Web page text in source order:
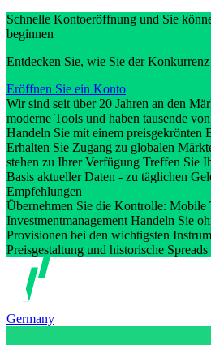
Schnelle Kontoeröffnung und Sie
beginnen
Entdecken Sie, wie Sie der
Eröffnen Sie ein Konto
Wir sind seit über 20 Jahren an den
moderne Tools und haben tausende
Handeln Sie mit einem preisgekrönten
Erhalten Sie Zugang zu globalen
stehen zu Ihrer Verfügung Treffen Sie
Basis aktueller Daten - zu täglichen
Empfehlungen
Übernehmen Sie die Kontrolle: Mobile
Investmentmanagement Handeln Sie
Provisionen bei den wichtigsten
Preisgestaltung und historische Spreads
Germany